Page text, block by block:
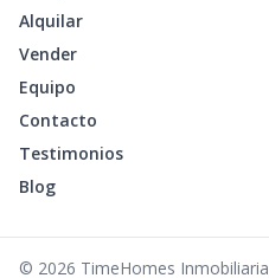
Alquilar
Vender
Equipo
Contacto
Testimonios
Blog
© 2026 TimeHomes Inmobiliaria